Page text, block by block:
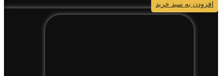
افزودن به سبد خرید